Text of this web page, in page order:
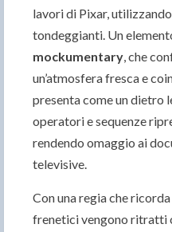
lavori di Pixar,
tondeggianti. Un
mockumentary , che
un’atmosfera fresca e
presenta come un dietro
operatori e sequenze
rendendo omaggio ai
televisive.
Con una regia che
frenetici vengono ritratti